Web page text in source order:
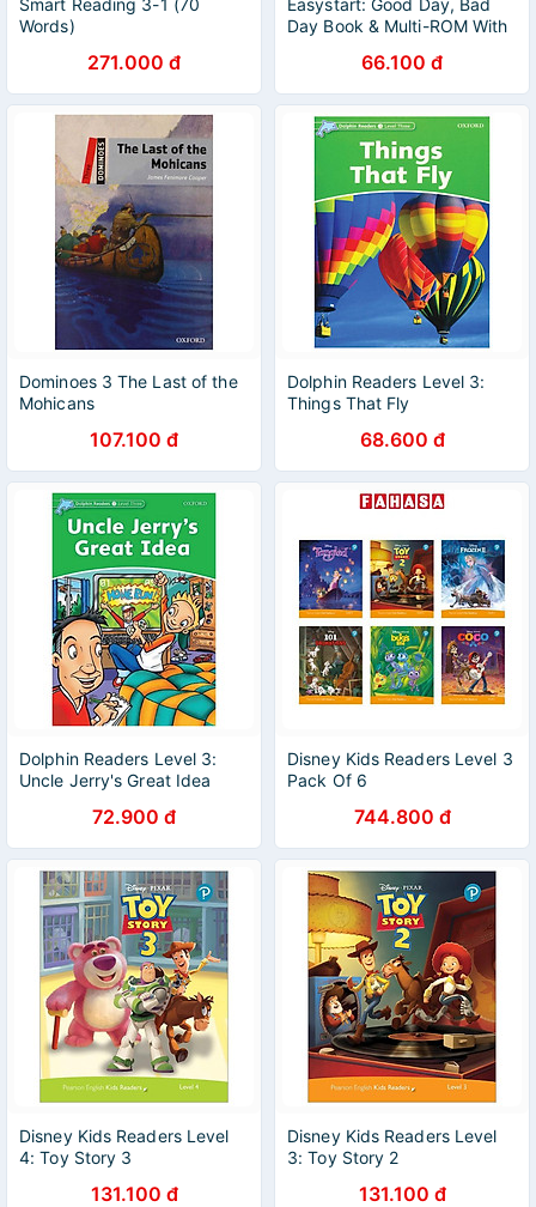
Smart Reading 3-1 (70
Words)
271.000 đ
Easystart: Good Day, Bad
Day Book & Multi-ROM With
Active Readers)
66.100 đ
Dominoes 3 The Last of the
Mohicans
107.100 đ
Dolphin Readers Level 3:
Things That Fly
68.600 đ
Dolphin Readers Level 3:
Uncle Jerry's Great Idea
72.900 đ
Disney Kids Readers Level 3
Pack Of 6
744.800 đ
Disney Kids Readers Level
4: Toy Story 3
131.100 đ
Disney Kids Readers Level
3: Toy Story 2
131.100 đ